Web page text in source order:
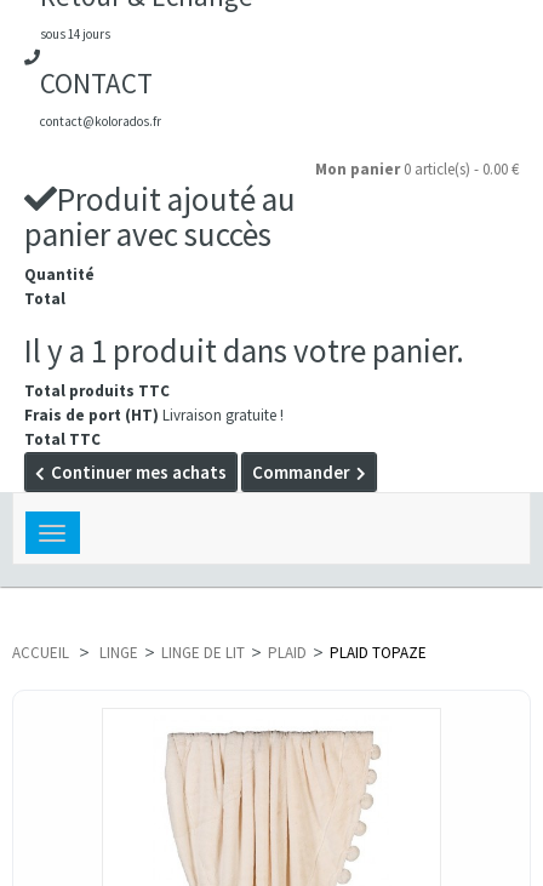
sous 14 jours
CONTACT
contact@kolorados.fr
Mon panier 0 article(s) - 0.00 €
Produit ajouté au
panier avec succès
Quantité
Total
Il y a 1 produit dans votre panier.
Total produits TTC
Frais de port (HT) Livraison gratuite !
Total TTC
Continuer mes achats Commander
Toggle
navigation
ACCUEIL > LINGE > LINGE DE LIT > PLAID > PLAID TOPAZE